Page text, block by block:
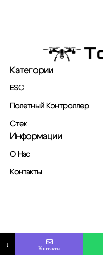
Категории
ESC
Полетный Контроллер
Стек
Информации
О Нас
Контакты
↓ Контакты